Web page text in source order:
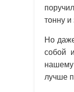
тонну и
Но
собой
нашему
лучше